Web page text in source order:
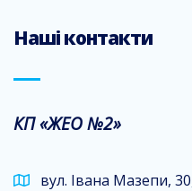
Наші контакти
КП «ЖЕО №2»
вул. Івана Мазепи,